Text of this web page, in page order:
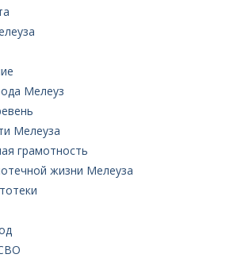
Мелеуз
Мелеуза
грамотность
жизни Мелеуза